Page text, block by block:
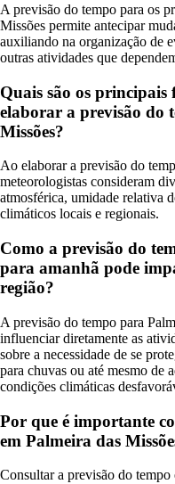
A previsão do tempo para os
Missões permite antecipar
auxiliando na organização de
outras atividades que
Quais são os principais
elaborar a previsão do
Missões?
Ao elaborar a previsão do
meteorologistas consideram
atmosférica, umidade relativa
climáticos locais e regionais.
Como a previsão do
para amanhã pode
região?
A previsão do tempo para
influenciar diretamente as
sobre a necessidade de se
para chuvas ou até mesmo de
condições climáticas
Por que é importante
em Palmeira das
Consultar a previsão do